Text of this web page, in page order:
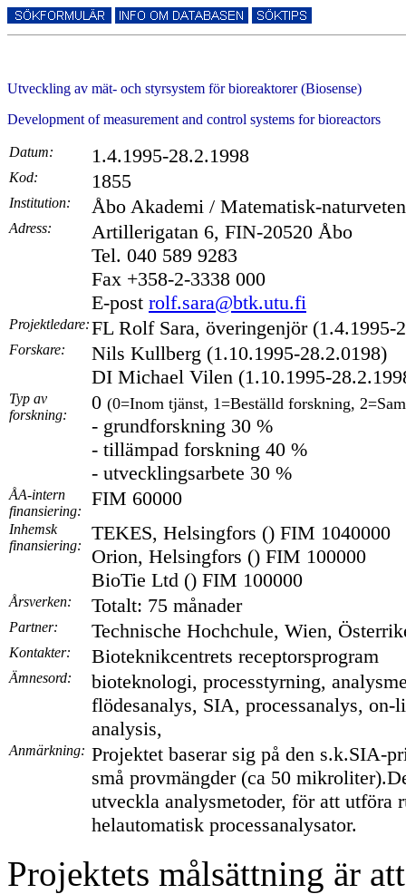
Utveckling av mät- och styrsystem för bioreaktorer (Biosense)
Development of measurement and control systems for bioreactors
Datum: 1.4.1995-28.2.1998
Kod: 1855
Institution: Åbo Akademi / Matematisk-
Adress:
Artillerigatan 6, FIN-20520 Åbo
Tel. 040 589 9283
Fax +358-2-3338 000
E-post rolf.sara@btk.utu.fi
Projektledare:FL Rolf Sara, överingenjör (1.4.1995-
Forskare:
Nils Kullberg (1.10.1995-28.2.0198)
DI Michael Vilen (1.10.1995-
Typ av
forskning:
0 (0=Inom tjänst, 1=Beställd forskning,
- grundforskning 30 %
- tillämpad forskning 40 %
- utvecklingsarbete 30 %
ÅA-intern
finansiering:
FIM 60000
Inhemsk
finansiering:
TEKES, Helsingfors () FIM 1040000
Orion, Helsingfors () FIM 100000
BioTie Ltd () FIM 100000
Årsverken: Totalt: 75 månader
Partner: Technische Hochchule, Wien,
Kontakter: Bioteknikcentrets receptorsprogram
Ämnesord:
bioteknologi, processtyrning,
flödesanalys, SIA, processanalys,
analysis,
Anmärkning: Projektet baserar sig på den s.k.SIA-
små provmängder (ca 50
utveckla analysmetoder, för att utföra
helautomatisk processanalysator.
Projektets målsättning är